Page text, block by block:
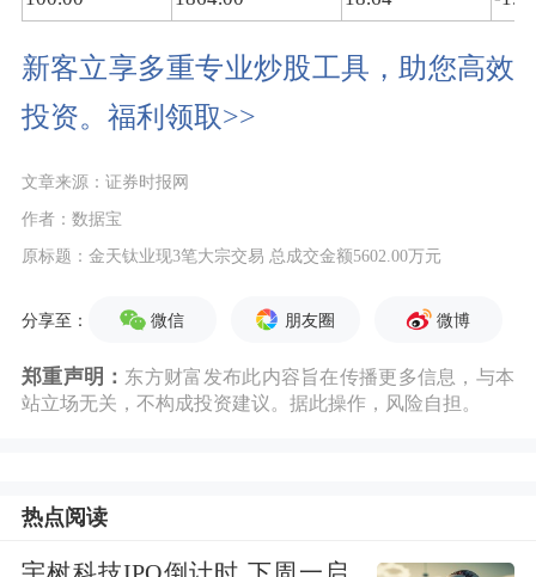
新客立享多重专业炒股工具，助您高效
投资。福利领取>>
文章来源：证券时报网
作者：数据宝
原标题：金天钛业现3笔大宗交易 总成交金额5602.00万元
分享至： 微信 朋友圈 微博
郑重声明： 东方财富发布此内容旨在传播更多信息，与本
站立场无关，不构成投资建议。据此操作，风险自担。
热点阅读